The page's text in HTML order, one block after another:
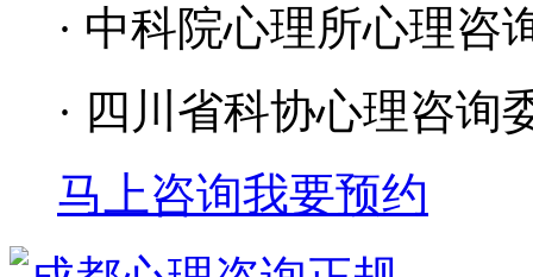
· 中科院心理所心理咨
· 四川省科协心理咨询
马上咨询我要预约